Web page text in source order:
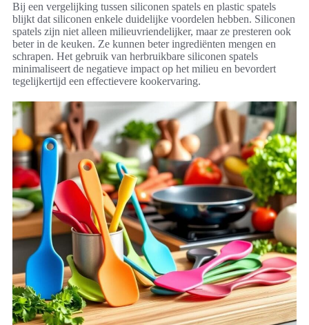
Bij een vergelijking tussen siliconen spatels en plastic spatels
blijkt dat siliconen enkele duidelijke voordelen hebben. Siliconen
spatels zijn niet alleen milieuvriendelijker, maar ze presteren ook
beter in de keuken. Ze kunnen beter ingrediënten mengen en
schrapen. Het gebruik van herbruikbare siliconen spatels
minimaliseert de negatieve impact op het milieu en bevordert
tegelijkertijd een effectievere kookervaring.